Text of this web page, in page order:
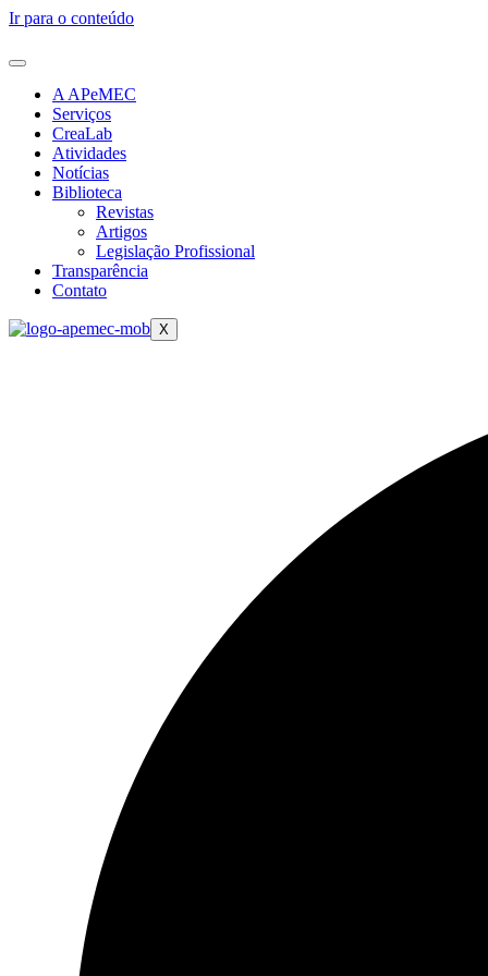
Ir para o conteúdo
A APeMEC
Serviços
CreaLab
Atividades
Notícias
Biblioteca
Revistas
Artigos
Legislação Profissional
Transparência
Contato
X